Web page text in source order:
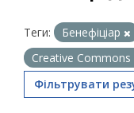
Теги: Бенефіціар
Creative
Фільтрувати